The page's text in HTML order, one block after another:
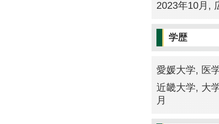
2023年10月,
学歴
愛媛大学, 医
近畿大学, 大
月